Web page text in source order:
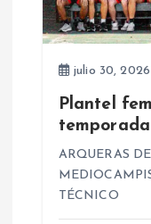
julio 30, 2026
Plantel
ARQUERAS
TÉCNICO